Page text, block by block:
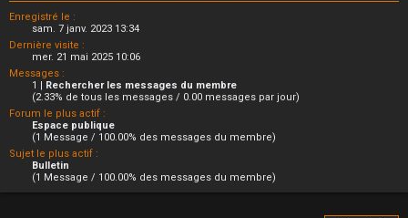
Enregistré le :
sam. 7 janv. 2023 13:34
Dernière visite :
mer. 21 mai 2025 10:06
Messages :
1 | Rechercher les messages du membre
(2.33% de tous les messages / 0.00 messages par jour)
Forum le plus actif :
Espace publique
(1 Message / 100.00% des messages du membre)
Sujet le plus actif :
Bulletin
(1 Message / 100.00% des messages du membre)